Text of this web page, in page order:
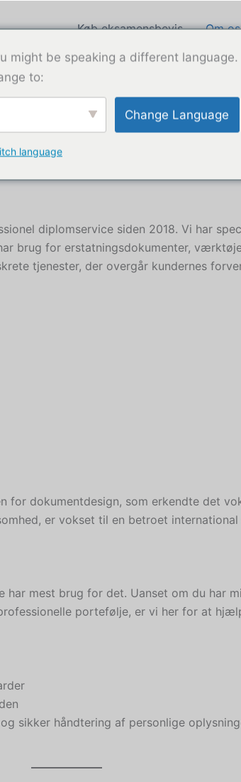
Køb eksamensbevis Om os
diplomservice siden 2018. Vi har
brug for erstatningsdokumenter,
tjenester, der overgår kundernes
for dokumentdesign, som erkendte det
er vokset til en betroet
mest brug for det. Uanset om du har
portefølje, er vi her for at
sikker håndtering af personlige
might be speaking a different language.
to:
Change Language
language